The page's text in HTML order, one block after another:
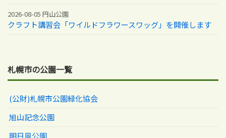
2026-08-05 円山公園
クラフト講習会「ワイルドフラワースワッグ」を開催します
札幌市の公園一覧
(公財)札幌市公園緑化協会
旭山記念公園
明日風公園